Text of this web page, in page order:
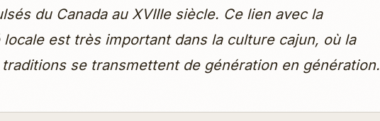
du Canada au XVIIIe siècle. Ce lien avec la
locale est très important dans la culture cajun, où la
se transmettent de génération en génération.